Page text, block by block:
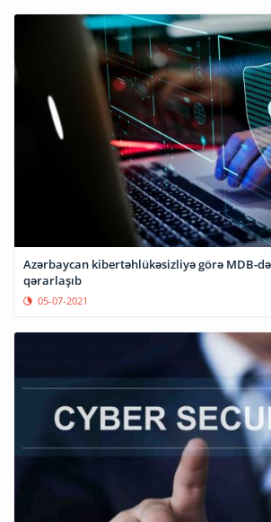
Azərbaycan kibertəhlükəsizliyə görə MDB-
qərarlaşıb
05-07-2021